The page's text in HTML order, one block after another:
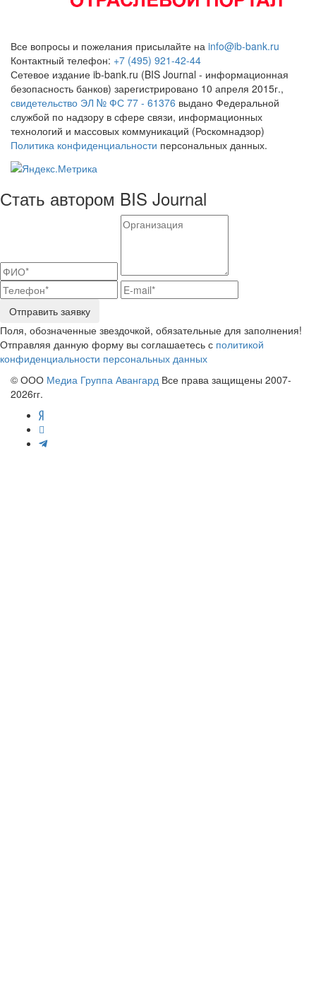
Все вопросы и пожелания присылайте на info@ib-bank.ru
Контактный телефон: +7 (495) 921-42-44
Сетевое издание ib-bank.ru (BIS Journal - информационная
безопасность банков) зарегистрировано 10 апреля 2015г.,
свидетельство ЭЛ № ФС 77 - 61376 выдано Федеральной
службой по надзору в сфере связи, информационных
технологий и массовых коммуникаций (Роскомнадзор)
Политика конфиденциальности персональных данных.
Стать автором BIS Journal
Отправить заявку
Поля, обозначенные звездочкой, обязательные для заполнения!
Отправляя данную форму вы соглашаетесь с политикой
конфиденциальности персональных данных
© ООО Медиа Группа Авангард Все права защищены 2007-
2026гг.